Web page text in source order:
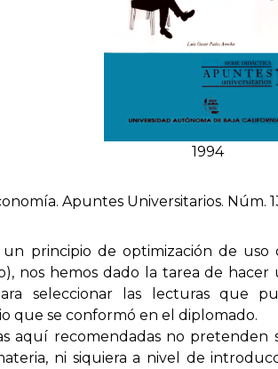
1994
Apuntes Universitarios. Núm.
principio de optimización de uso
nos hemos dado la tarea de
seleccionar las lecturas que
que se conformó en el diplomado.
recomendadas no pretenden
ni siquiera a nivel de